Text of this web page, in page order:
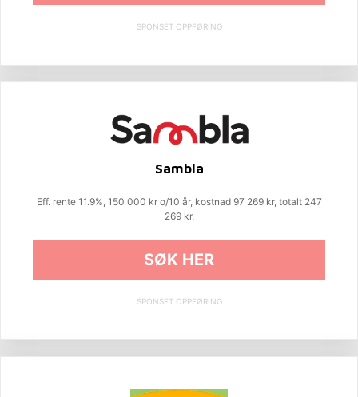
SPONSET OPPFØRING
Sambla
Eff. rente 11.9%, 150 000 kr o/10 år, kostnad 97 269 kr, totalt 247
269 kr.
SØK HER
SPONSET OPPFØRING